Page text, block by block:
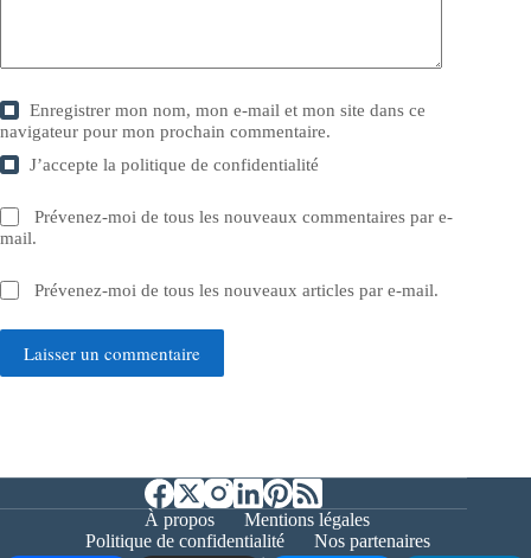
Enregistrer mon nom, mon e-mail et mon site dans ce
navigateur pour mon prochain commentaire.
J’accepte lapolitique de confidentialité
Prévenez-moi de tous les nouveaux commentaires par e-
mail.
Prévenez-moi de tous les nouveaux articles par e-mail.
Laisser un commentaire
À propos
Mentions légales
Politique de confidentialité
Nos partenaires